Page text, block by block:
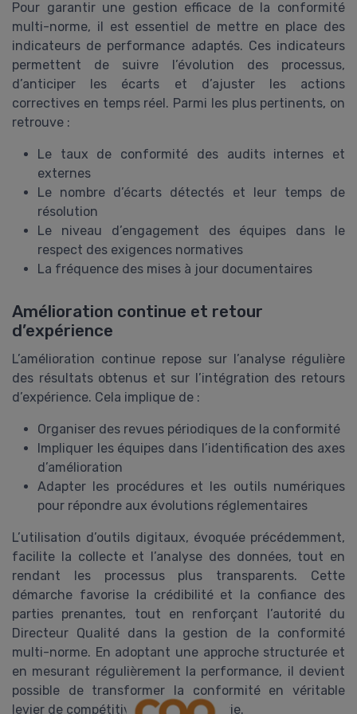
Pour garantir une gestion efficace de la conformité
multi-norme, il est essentiel de mettre en place des
indicateurs de performance adaptés. Ces indicateurs
permettent de suivre l’évolution des processus,
d’anticiper les écarts et d’ajuster les actions
correctives en temps réel. Parmi les plus pertinents, on
retrouve :
Le taux de conformité des audits internes et
externes
Le nombre d’écarts détectés et leur temps de
résolution
Le niveau d’engagement des équipes dans le
respect des exigences normatives
La fréquence des mises à jour documentaires
Amélioration continue et retour
d’expérience
L’amélioration continue repose sur l’analyse régulière
des résultats obtenus et sur l’intégration des retours
d’expérience. Cela implique de :
Organiser des revues périodiques de la conformité
Impliquer les équipes dans l’identification des axes
d’amélioration
Adapter les procédures et les outils numériques
pour répondre aux évolutions réglementaires
L’utilisation d’outils digitaux, évoquée précédemment,
facilite la collecte et l’analyse des données, tout en
rendant les processus plus transparents. Cette
démarche favorise la crédibilité et la confiance des
parties prenantes, tout en renforçant l’autorité du
Directeur Qualité dans la gestion de la conformité
multi-norme. En adoptant une approche structurée et
en mesurant régulièrement la performance, il devient
possible de transformer la conformité en véritable
levier de compétitivité pour l’industrie.